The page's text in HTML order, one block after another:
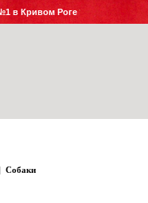
в Кривом Роге
| Собаки